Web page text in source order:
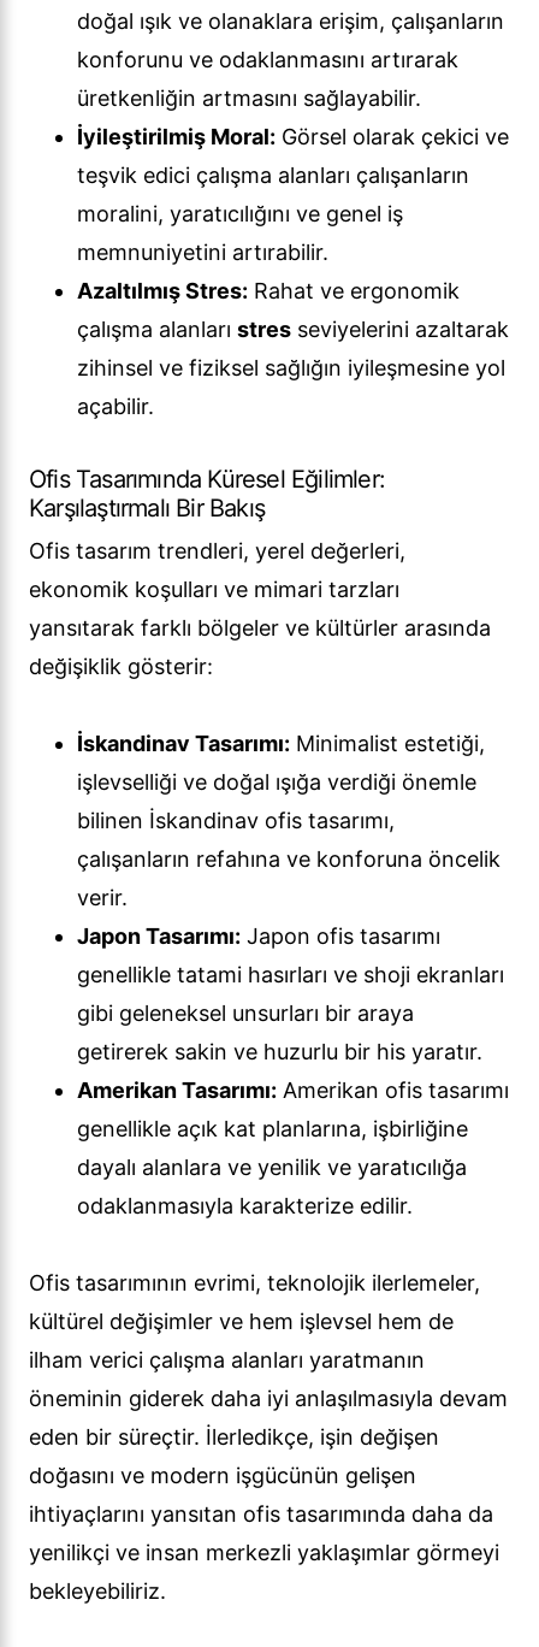
doğal ışık ve olanaklara erişim, çalışanların
konforunu ve odaklanmasını artırarak
üretkenliğin artmasını sağlayabilir.
İyileştirilmiş Moral: Görsel olarak çekici ve
teşvik edici çalışma alanları çalışanların
moralini, yaratıcılığını ve genel iş
memnuniyetini artırabilir.
Azaltılmış Stres: Rahat ve ergonomik
çalışma alanları stres seviyelerini azaltarak
zihinsel ve fiziksel sağlığın iyileşmesine yol
açabilir.
Ofis Tasarımında Küresel Eğilimler:
Karşılaştırmalı Bir Bakış
Ofis tasarım trendleri, yerel değerleri,
ekonomik koşulları ve mimari tarzları
yansıtarak farklı bölgeler ve kültürler arasında
değişiklik gösterir:
İskandinav Tasarımı: Minimalist estetiği,
işlevselliği ve doğal ışığa verdiği önemle
bilinen İskandinav ofis tasarımı,
çalışanların refahına ve konforuna öncelik
verir.
Japon Tasarımı: Japon ofis tasarımı
genellikle tatami hasırları ve shoji ekranları
gibi geleneksel unsurları bir araya
getirerek sakin ve huzurlu bir his yaratır.
Amerikan Tasarımı: Amerikan ofis tasarımı
genellikle açık kat planlarına, işbirliğine
dayalı alanlara ve yenilik ve yaratıcılığa
odaklanmasıyla karakterize edilir.
Ofis tasarımının evrimi, teknolojik ilerlemeler,
kültürel değişimler ve hem işlevsel hem de
ilham verici çalışma alanları yaratmanın
öneminin giderek daha iyi anlaşılmasıyla devam
eden bir süreçtir. İlerledikçe, işin değişen
doğasını ve modern işgücünün gelişen
ihtiyaçlarını yansıtan ofis tasarımında daha da
yenilikçi ve insan merkezli yaklaşımlar görmeyi
bekleyebiliriz.